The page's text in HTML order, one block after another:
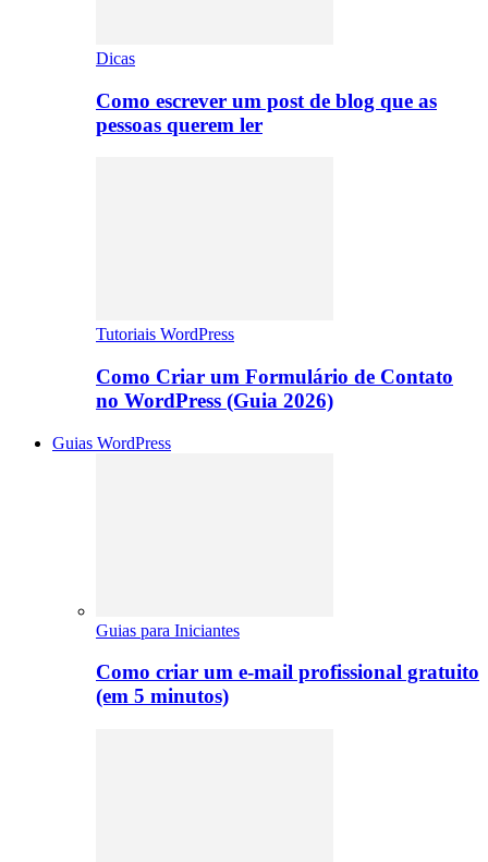
Dicas
Como escrever um post de blog que as
pessoas querem ler
Tutoriais WordPress
Como Criar um Formulário de Contato
no WordPress (Guia 2026)
Guias WordPress
Guias para Iniciantes
Como criar um e-mail profissional gratuito
(em 5 minutos)